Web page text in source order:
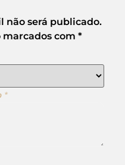
não será publicado.
marcados com *
*